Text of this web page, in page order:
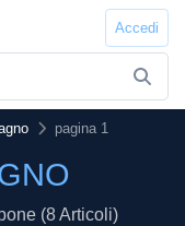
Accedi
pagina 1
(8 Articoli)